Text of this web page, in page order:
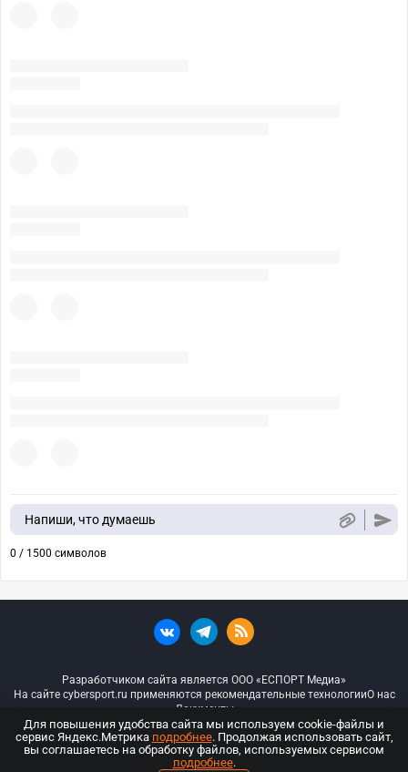
Напиши, что думаешь
0 / 1500 символов
Разработчиком сайта является ООО «ЕСПОРТ Медиа»
На сайте cybersport.ru применяются рекомендательные технологииО нас
Документы
© ООО «Киберспорт.ру» — Все права защищены
Для повышения удобства сайта мы используем cookie-файлы и
сервис Яндекс.Метрика подробнее. Продолжая использовать сайт,
вы соглашаетесь на обработку файлов, используемых сервисом
подробнее.